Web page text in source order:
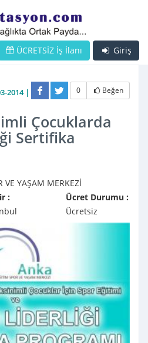
Giriş
ÜCRETSİZ İş İlanı
2014 | 0 Beğen
Çocuklarda
Sertifika
VE YAŞAM MERKEZİ
:
Ücret Durumu :
Ücretsiz